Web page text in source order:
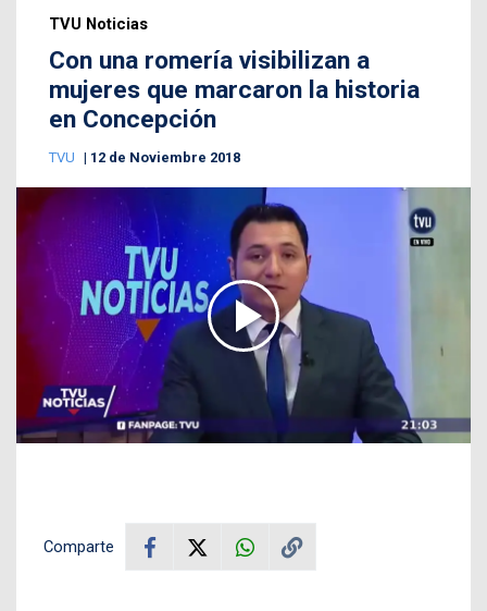
TVU Noticias
Con una romería visibilizan a
mujeres que marcaron la historia
en Concepción
TVU 12 de Noviembre 2018
Comparte